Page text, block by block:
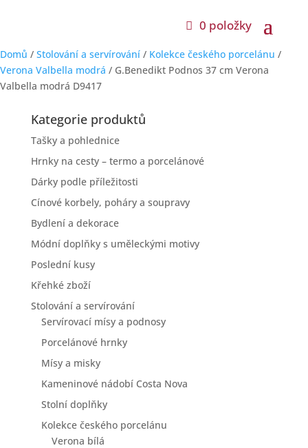
0 položky
Domů / Stolování a servírování / Kolekce českého porcelánu /
Verona Valbella modrá / G.Benedikt Podnos 37 cm Verona
Valbella modrá D9417
Kategorie produktů
Tašky a pohlednice
Hrnky na cesty – termo a porcelánové
Dárky podle příležitosti
Cínové korbely, poháry a soupravy
Bydlení a dekorace
Módní doplňky s uměleckými motivy
Poslední kusy
Křehké zboží
Stolování a servírování
Servírovací mísy a podnosy
Porcelánové hrnky
Mísy a misky
Kameninové nádobí Costa Nova
Stolní doplňky
Kolekce českého porcelánu
Verona bílá